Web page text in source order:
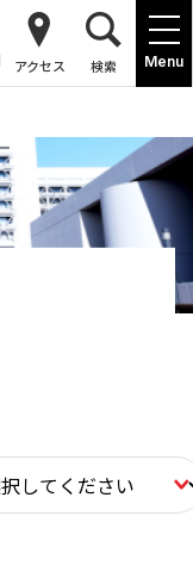
Menu
アクセス 検索